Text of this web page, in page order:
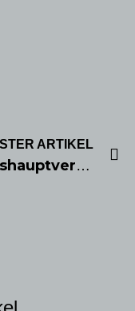
ARTIKEL
Jahreshauptversammlung – Der Rad-Treff Borchen ehrt seine Vereinsmeister